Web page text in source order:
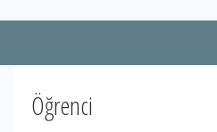
Öğrenci